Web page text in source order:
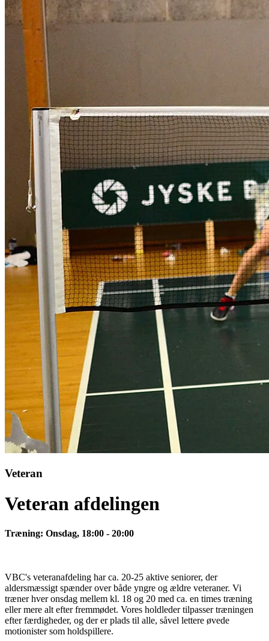
Veteran
Veteran afdelingen
Træning: Onsdag, 18:00 - 20:00
VBC's veteranafdeling har ca. 20-25 aktive seniorer, der
aldersmæssigt spænder over både yngre og ældre veteraner. Vi
træner hver onsdag mellem kl. 18 og 20 med ca. en times træning
eller mere alt efter fremmødet. Vores holdleder tilpasser træningen
efter færdigheder, og der er plads til alle, såvel lettere øvede
motionister som holdspillere.